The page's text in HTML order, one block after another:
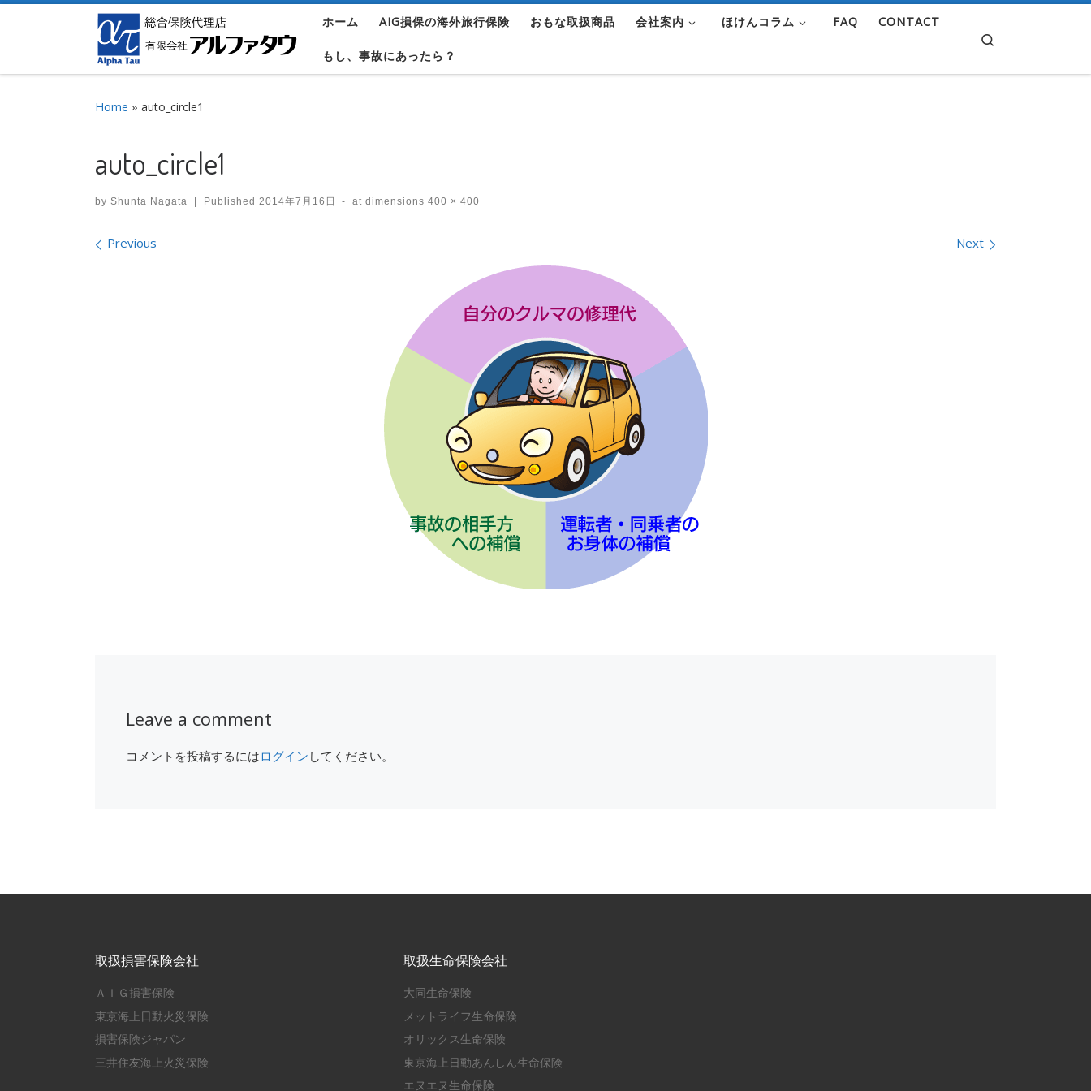
Skip to content ホーム AIG損保の海外旅行保険 おもな取扱商品 会社案内 ほけんコラム FAQ CONTACT
もし、事故にあったら？
Home » auto_circle1
auto_circle1
by Shunta Nagata Published 2014年7月16日 - at dimensions 400 × 400
Images navigation
Previous Next
Leave a comment
コメントを投稿するにはログイン してください。
取扱損害保険会社
ＡＩＧ損害保険
東京海上日動火災保険
損害保険ジャパン
三井住友海上火災保険
取扱生命保険会社
大同生命保険
メットライフ生命保険
オリックス生命保険
東京海上日動あんしん生命保険
エヌエヌ生命保険